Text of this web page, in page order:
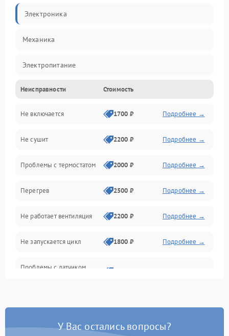
Электроника
Механика
Электропитание
Нагрев
Механические повреждения
Оптика
Программное обеспечение
Датчики
Безопасность
Неисправности Стоимость
Не включается 1700 ₽ Подробнее →
Не сушит 2200 ₽ Подробнее →
Проблемы с термостатом 2000 ₽ Подробнее →
Перегрев 2500 ₽ Подробнее →
Не работает вентиляция 2200 ₽ Подробнее →
Не запускается цикл 1800 ₽ Подробнее →
Проблемы с датчиком
Проблемы с блоком
1800 ₽ Подробнее →
У Вас остались вопросы?